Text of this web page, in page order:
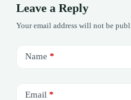
Leave a Reply
Your email address will not be
Name *
Email *